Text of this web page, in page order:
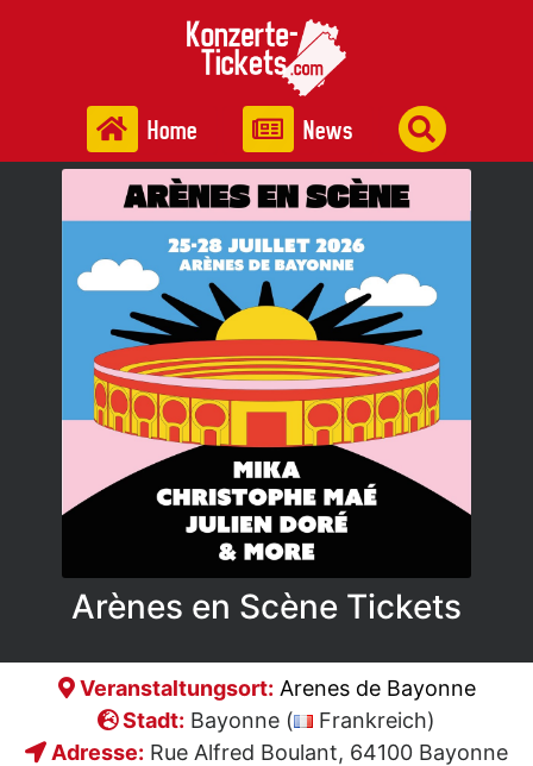
Home News
Arènes en Scène Tickets
Veranstaltungsort: Arenes de Bayonne
Stadt: Bayonne (
Frankreich)
Adresse: Rue Alfred Boulant, 64100 Bayonne